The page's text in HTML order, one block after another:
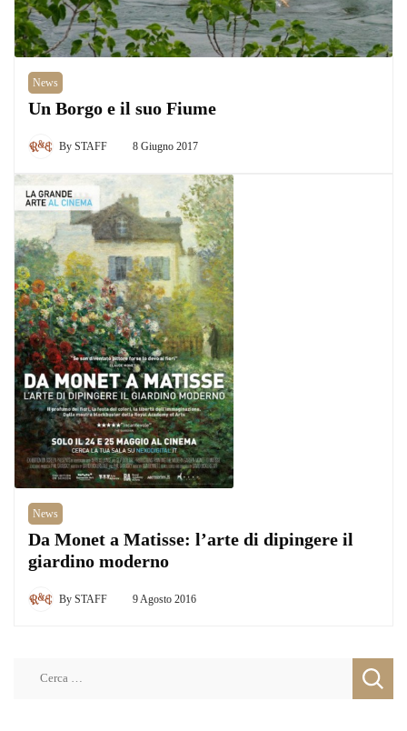
News
Un Borgo e il suo Fiume
By STAFF 8 Giugno 2017
News
Da Monet a Matisse: l’arte di dipingere il
giardino moderno
By STAFF 9 Agosto 2016